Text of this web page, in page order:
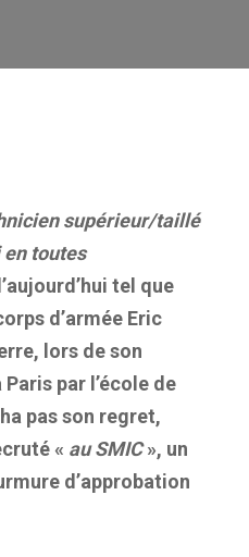
supérieur/taillé
toutes
tel que
d’armée Eric
lors de son
par l’école de
pas son regret,
« au SMIC», un
d’approbation